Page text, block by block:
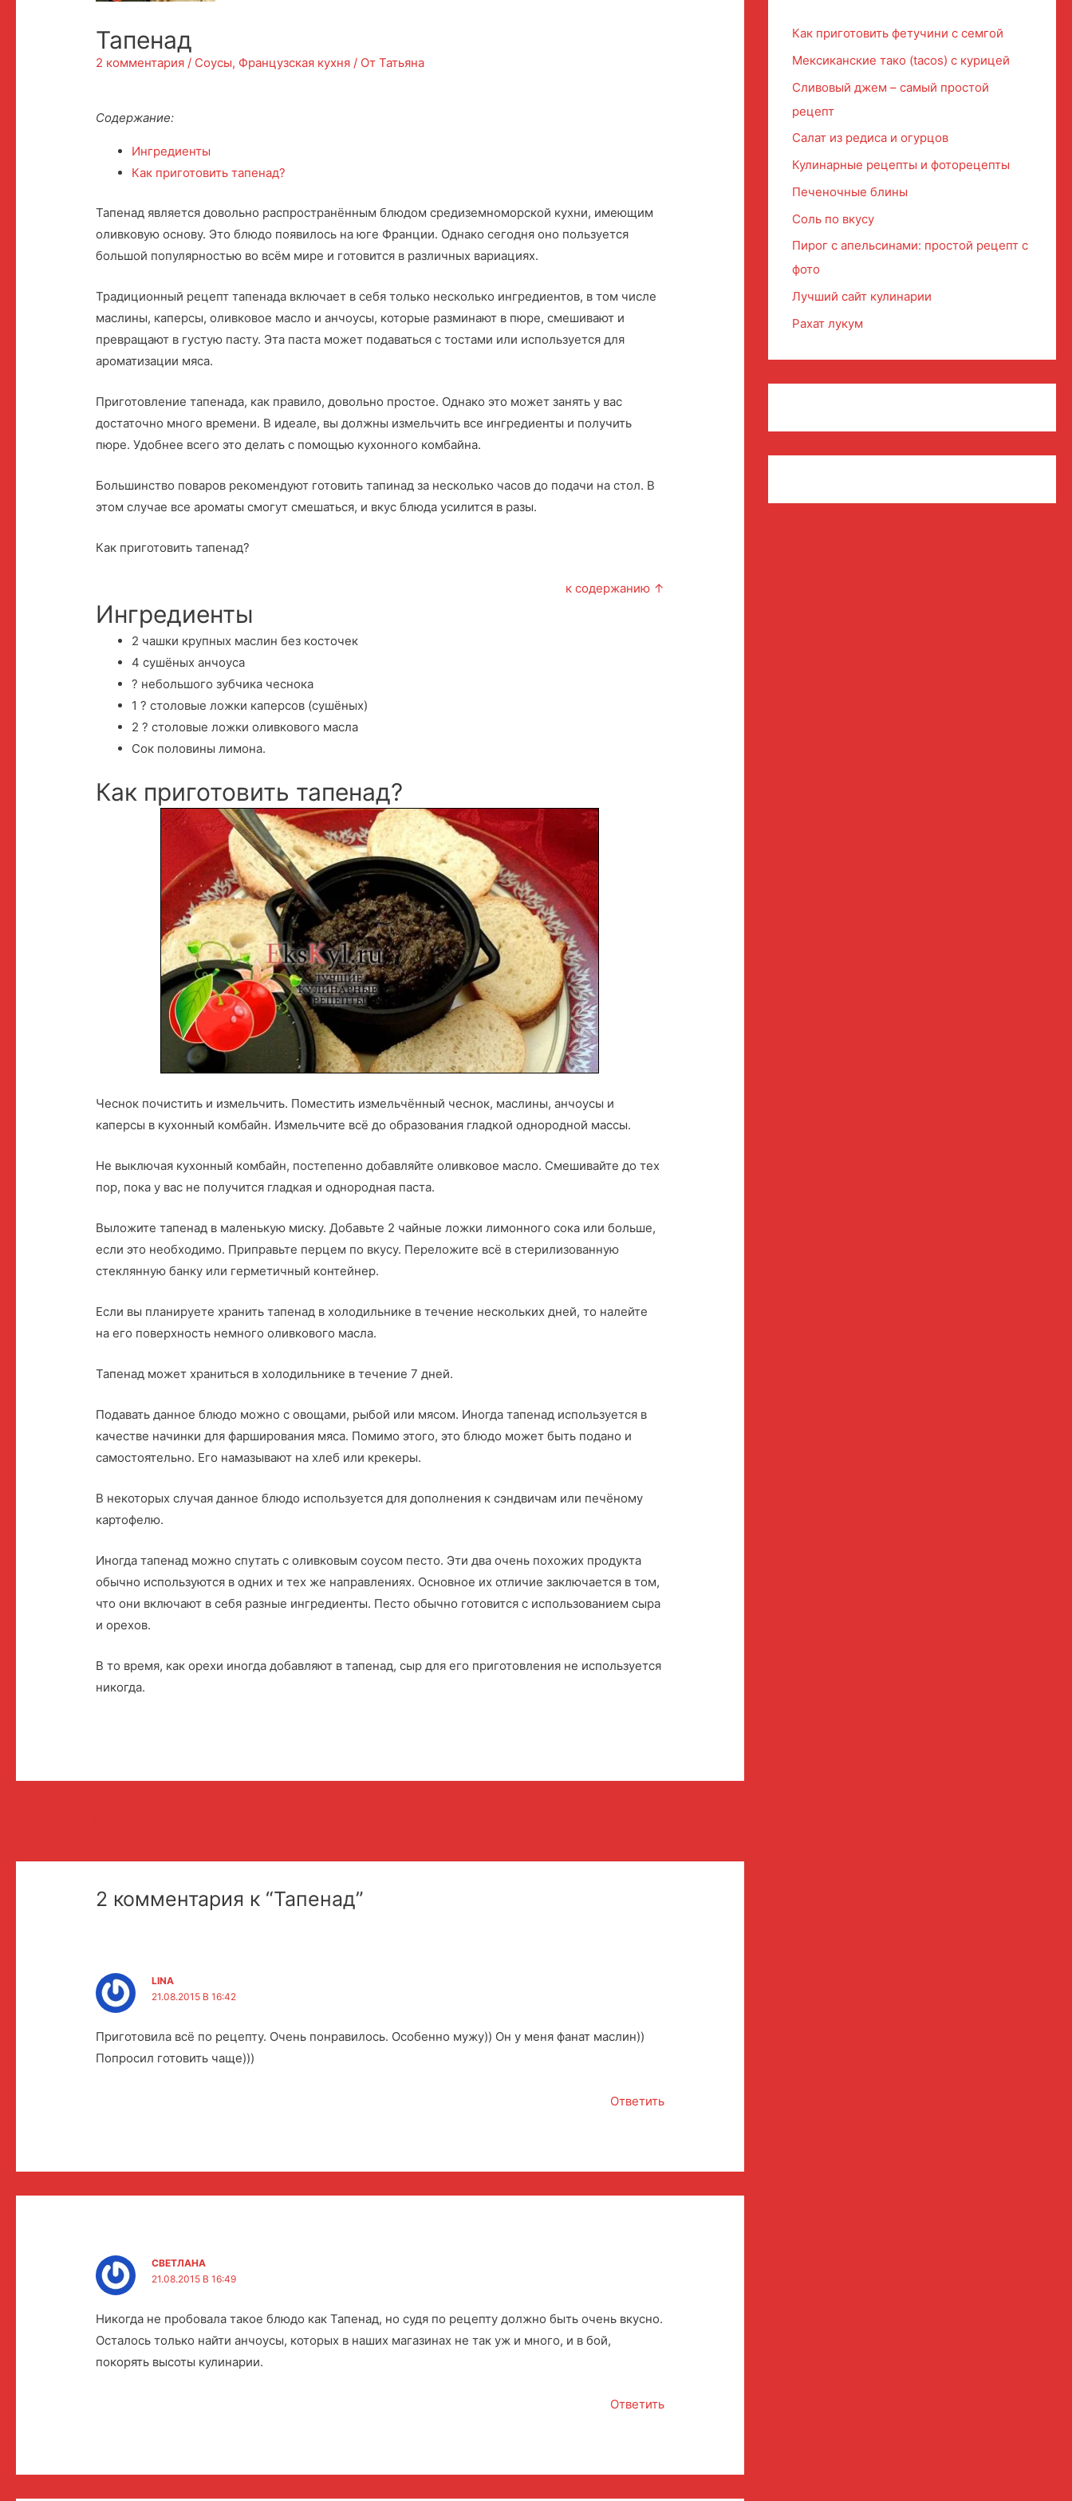
Тапенад
2 комментария / Соусы, Французская кухня / ОтТатьяна
Содержание:
Ингредиенты
Как приготовить тапенад?
Тапенад является довольно распространённым блюдом средиземноморской кухни, имеющим
оливковую основу. Это блюдо появилось на юге Франции. Однако сегодня оно пользуется
большой популярностью во всём мире и готовится в различных вариациях.
Традиционный рецепт тапенада включает в себя только несколько ингредиентов, в том числе
маслины, каперсы, оливковое масло и анчоусы, которые разминают в пюре, смешивают и
превращают в густую пасту. Эта паста может подаваться с тостами или используется для
ароматизации мяса.
Приготовление тапенада, как правило, довольно простое. Однако это может занять у вас
достаточно много времени. В идеале, вы должны измельчить все ингредиенты и получить
пюре. Удобнее всего это делать с помощью кухонного комбайна.
Большинство поваров рекомендуют готовить тапинад за несколько часов до подачи на стол. В
этом случае все ароматы смогут смешаться, и вкус блюда усилится в разы.
Как приготовить тапенад?
к содержанию ↑
Ингредиенты
2 чашки крупных маслин без косточек
4 сушёных анчоуса
? небольшого зубчика чеснока
1 ? столовые ложки каперсов (сушёных)
2 ? столовые ложки оливкового масла
Сок половины лимона.
Как приготовить тапенад?
Чеснок почистить и измельчить. Поместить измельчённый чеснок, маслины, анчоусы и
каперсы в кухонный комбайн. Измельчите всё до образования гладкой однородной массы.
Не выключая кухонный комбайн, постепенно добавляйте оливковое масло. Смешивайте до тех
пор, пока у вас не получится гладкая и однородная паста.
Выложите тапенад в маленькую миску. Добавьте 2 чайные ложки лимонного сока или больше,
если это необходимо. Приправьте перцем по вкусу. Переложите всё в стерилизованную
стеклянную банку или герметичный контейнер.
Если вы планируете хранить тапенад в холодильнике в течение нескольких дней, то налейте
на его поверхность немного оливкового масла.
Тапенад может храниться в холодильнике в течение 7 дней.
Подавать данное блюдо можно с овощами, рыбой или мясом. Иногда тапенад используется в
качестве начинки для фарширования мяса. Помимо этого, это блюдо может быть подано и
самостоятельно. Его намазывают на хлеб или крекеры.
В некоторых случая данное блюдо используется для дополнения к сэндвичам или печёному
картофелю.
Иногда тапенад можно спутать с оливковым соусом песто. Эти два очень похожих продукта
обычно используются в одних и тех же направлениях. Основное их отличие заключается в том,
что они включают в себя разные ингредиенты. Песто обычно готовится с использованием сыра
и орехов.
В то время, как орехи иногда добавляют в тапенад, сыр для его приготовления не используется
никогда.
2 комментария к “Тапенад”
LINA
21.08.2015 В 16:42
Приготовила всё по рецепту. Очень понравилось. Особенно мужу)) Он у меня фанат маслин))
Попросил готовить чаще)))
Ответить
СВЕТЛАНА
21.08.2015 В 16:49
Никогда не пробовала такое блюдо как Тапенад, но судя по рецепту должно быть очень вкусно.
Осталось только найти анчоусы, которых в наших магазинах не так уж и много, и в бой,
покорять высоты кулинарии.
Ответить
Как приготовить фетучини с семгой
Мексиканские тако (tacos) с курицей
Сливовый джем – самый простой
рецепт
Салат из редиса и огурцов
Кулинарные рецепты и фоторецепты
Печеночные блины
Соль по вкусу
Пирог с апельсинами: простой рецепт с
фото
Лучший сайт кулинарии
Рахат лукум